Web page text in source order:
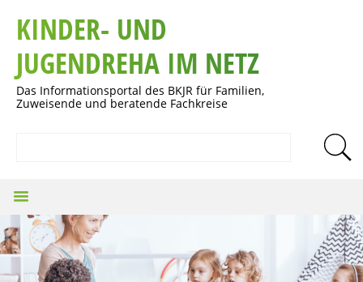
KINDER- UND
JUGENDREHA IM NETZ
Das Informationsportal des BKJR für Familien,
Zuweisende und beratende Fachkreise